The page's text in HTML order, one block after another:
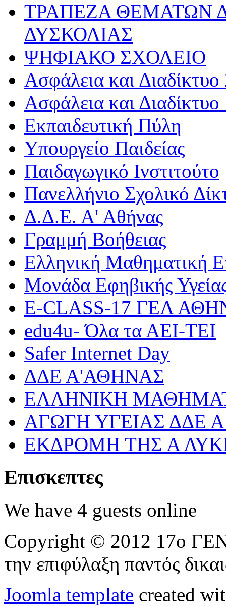
ΤΡΑΠΕΖΑ ΘΕΜΑΤΩΝ
ΔΥΣΚΟΛΙΑΣ
ΨΗΦΙΑΚΟ ΣΧΟΛΕΙΟ
Ασφάλεια και Διαδίκτυο
Ασφάλεια και Διαδίκτυο
Εκπαιδευτική Πύλη
Υπουργείο Παιδείας
Παιδαγωγικό Ινστιτούτο
Πανελλήνιο Σχολικό
Δ.Δ.Ε. Α' Αθήνας
Γραμμή Βοήθειας
Ελληνική Μαθηματική
Μονάδα Εφηβικής
Ε-CLASS-17 ΓΕΛ
edu4u- Όλα τα ΑΕΙ-ΤΕΙ
Safer Internet Day
ΔΔΕ Α'ΑΘΗΝΑΣ
ΕΛΛΗΝΙΚΗ
ΑΓΩΓΗ ΥΓΕΙΑΣ ΔΔΕ
ΕΚΔΡΟΜΗ ΤΗΣ Α
Επισκεπτες
We have 4 guests online
Copyright © 2012 17ο
την επιφύλαξη παντός
Joomla template created